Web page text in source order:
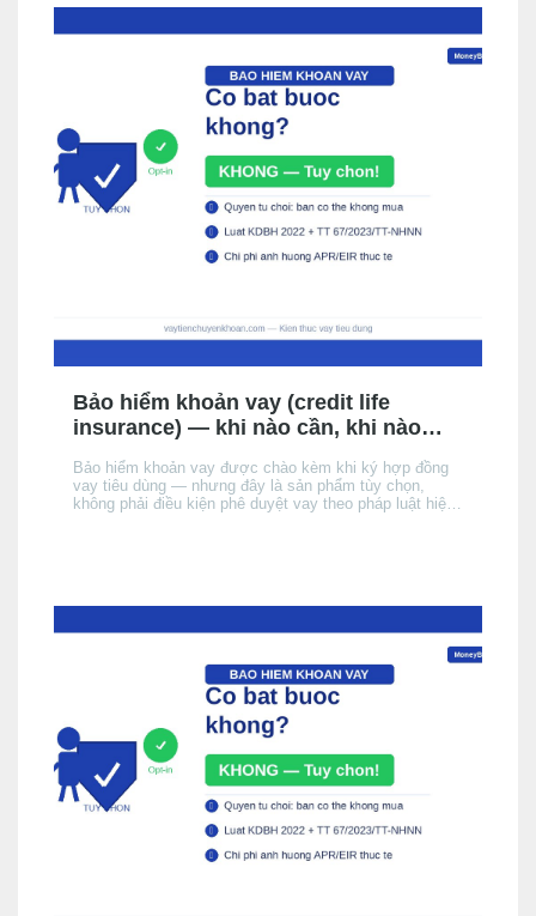
Bảo hiểm khoản vay (credit life
insurance) — khi nào cần, khi nào
Bảo hiểm khoản vay được chào kèm khi ký hợp đồng
vay tiêu dùng — nhưng đây là sản phẩm tùy chọn,
không phải điều kiện phê duyệt vay theo pháp luật hiện